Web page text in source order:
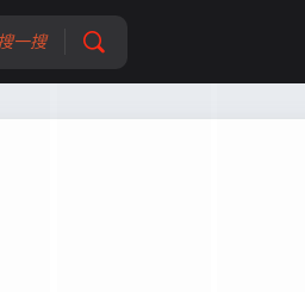
一搜